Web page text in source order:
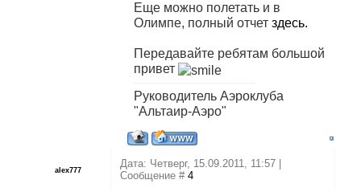
Еще можно полетать и в
Олимпе, полный отчет здесь.
Передавайте ребятам большой
привет
Руководитель Аэроклуба
"Альтаир-Аэро"
alex777
Дата: Четверг, 15.09.2011, 11:57 |
Сообщение # 4